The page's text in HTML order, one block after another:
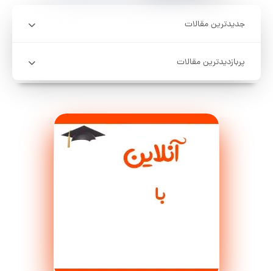
جدیدترین مقالات
پربازدیدترین مقالات